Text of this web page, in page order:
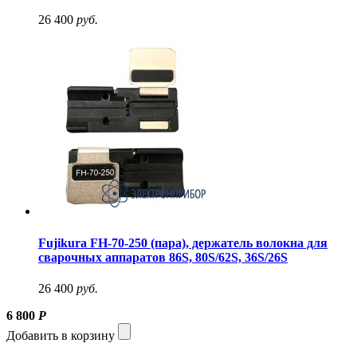
26 400 руб.
Fujikura FH-70-250 (пара), держатель волокна для
сварочных аппаратов 86S, 80S/62S, 36S/26S
26 400 руб.
6 800 Р
Добавить в корзину